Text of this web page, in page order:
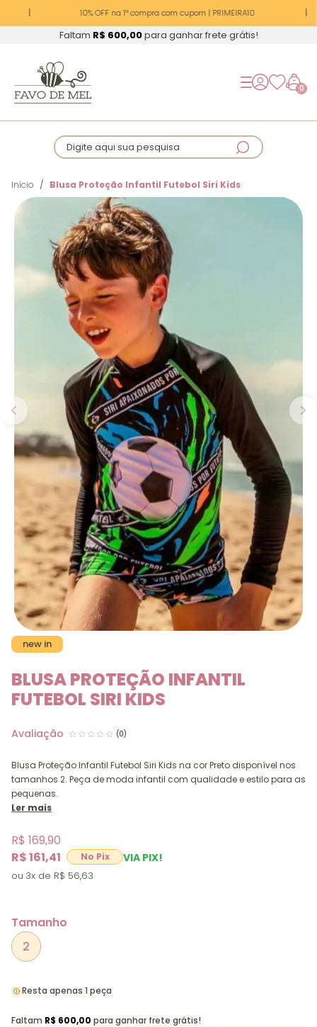
10% OFF na 1ª compra com cupom | PRIMEIRA10
Faltam R$ 600,00para ganhar frete grátis!
0
Digite aqui sua pesquisa
Início Blusa Proteção Infantil Futebol Siri Kids
new in
BLUSA PROTEÇÃO INFANTIL
FUTEBOL SIRI KIDS
(0)
Blusa Proteção Infantil Futebol Siri Kids na cor Preto disponível nos
tamanhos 2. Peça de moda infantil com qualidade e estilo para as
pequenas.
Ler mais
R$ 161,41 VIA PIX!
R$ 169,90
3x R$ 56,63
Tamanho
2
Resta apenas 1 peça
Faltam R$ 600,00 para ganhar frete grátis!